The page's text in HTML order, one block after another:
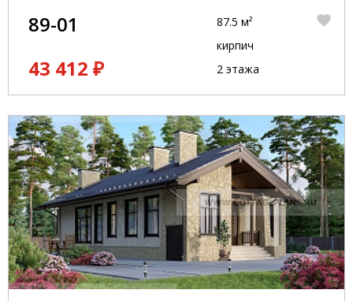
89-01
43 412 ₽
87.5 м²
кирпич
2 этажа